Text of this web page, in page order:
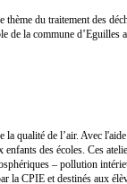
du traitement des
de la commune d’Eguilles
qualité de l’air. Avec
des écoles. Ces
– pollution
la CPIE et destinés aux